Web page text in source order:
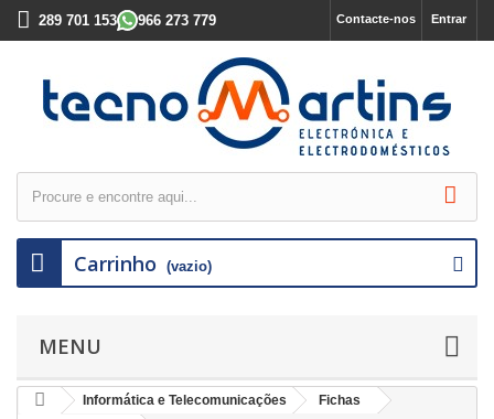
Entrar
Contacte-nos
289 701 153 966 273 779
Carrinho (vazio)
MENU
Informática e Telecomunicações
Fichas